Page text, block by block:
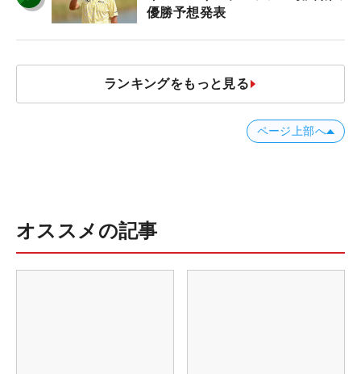
優勝予想発表
ランキングをもっと見る
ページ上部へ
オススメの記事